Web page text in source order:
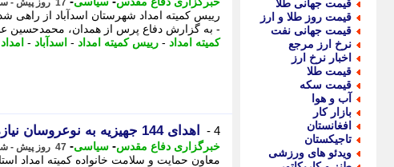
قیمت جهانی طلا
قیمت روز طلا و ارز
قیمت جهانی نفت
نرخ ارز مرجع
اخبار نرخ ارز
قیمت طلا
قیمت سکه
آب و هوا
بازار کار
افغانستان
تاجیکستان
ویدئو های ورزشی
17 روز پیش - سه شنبه 30 تیر 1405، 11:50
- به گزارش دفاع پرس از همدان، محمدحسین
کمیته امداد - رییس کمیته امداد - اسدآباد - امداد
4 - اهدای 144 جهیزیه به نوعروسان نیازمند همدانی
خبرگزاری دفاع مقدس- سیاسی- 47 روز پیش - شنبه 30 خرداد 1405، 23:05